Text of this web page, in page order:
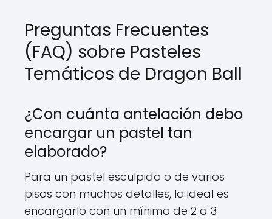
Preguntas Frecuentes
(FAQ) sobre Pasteles
Temáticos de Dragon Ball
¿Con cuánta antelación debo
encargar un pastel tan
elaborado?
Para un pastel esculpido o de varios
pisos con muchos detalles, lo ideal es
encargarlo con un mínimo de 2 a 3